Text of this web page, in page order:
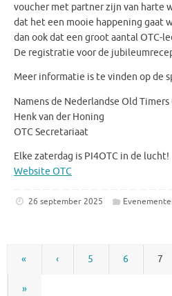
voucher met partner zijn van harte
dat het een mooie happening gaat
dan ook dat een groot aantal OTC-
De registratie voor de
Meer informatie is te vinden op de
Namens de Nederlandse Old Timers
Henk van der Honing
OTC Secretariaat
Elke zaterdag is PI4OTC in de lucht!
Website OTC
26 september 2025
« ‹ 5 6 7
»